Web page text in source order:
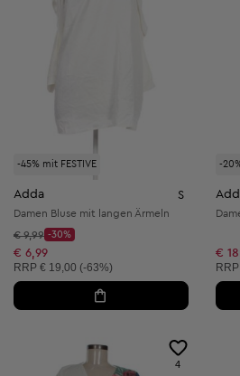
-45% mit FESTIVE
Adda S
Damen Bluse mit langen Ärmeln
Startpreis:
€ 9,99
Discount Price:
-30%
Reduzierter Preis:
€ 6,99
Unverbindliche Preisempfehlung:
RRP € 19,00 (-63%)
-
€
RRP
4